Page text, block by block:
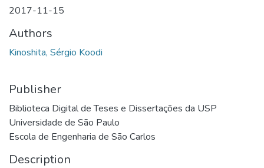
2017-11-15
Authors
Kinoshita, Sérgio Koodi
Publisher
Biblioteca Digital de Teses e Dissertações da USP
Universidade de São Paulo
Escola de Engenharia de São Carlos
Description